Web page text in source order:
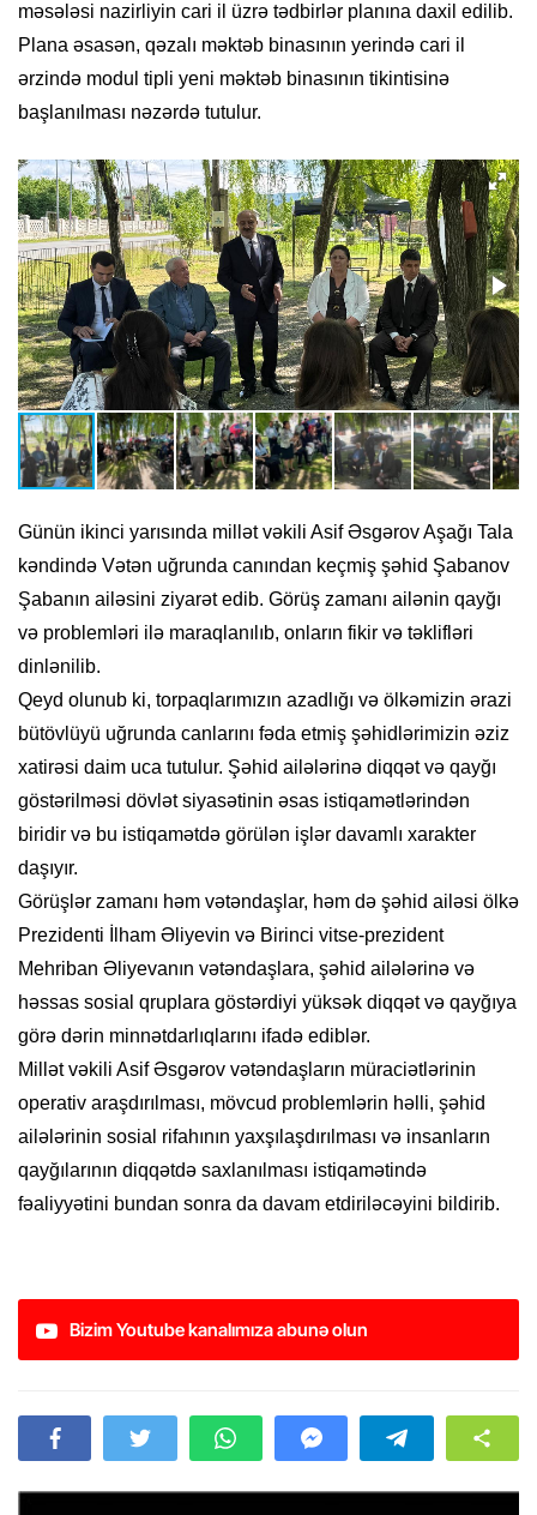
məsələsi nazirliyin cari il üzrə tədbirlər planına daxil edilib.
Plana əsasən, qəzalı məktəb binasının yerində cari il
ərzində modul tipli yeni məktəb binasının tikintisinə
başlanılması nəzərdə tutulur.
Günün ikinci yarısında millət vəkili Asif Əsgərov Aşağı Tala
kəndində Vətən uğrunda canından keçmiş şəhid Şabanov
Şabanın ailəsini ziyarət edib. Görüş zamanı ailənin qayğı
və problemləri ilə maraqlanılıb, onların fikir və təklifləri
dinlənilib.
Qeyd olunub ki, torpaqlarımızın azadlığı və ölkəmizin ərazi
bütövlüyü uğrunda canlarını fəda etmiş şəhidlərimizin əziz
xatirəsi daim uca tutulur. Şəhid ailələrinə diqqət və qayğı
göstərilməsi dövlət siyasətinin əsas istiqamətlərindən
biridir və bu istiqamətdə görülən işlər davamlı xarakter
daşıyır.
Görüşlər zamanı həm vətəndaşlar, həm də şəhid ailəsi ölkə
Prezidenti İlham Əliyevin və Birinci vitse-prezident
Mehriban Əliyevanın vətəndaşlara, şəhid ailələrinə və
həssas sosial qruplara göstərdiyi yüksək diqqət və qayğıya
görə dərin minnətdarlıqlarını ifadə ediblər.
Millət vəkili Asif Əsgərov vətəndaşların müraciətlərinin
operativ araşdırılması, mövcud problemlərin həlli, şəhid
ailələrinin sosial rifahının yaxşılaşdırılması və insanların
qayğılarının diqqətdə saxlanılması istiqamətində
fəaliyyətini bundan sonra da davam etdiriləcəyini bildirib.
Bizim Youtube kanalımıza abunə olun